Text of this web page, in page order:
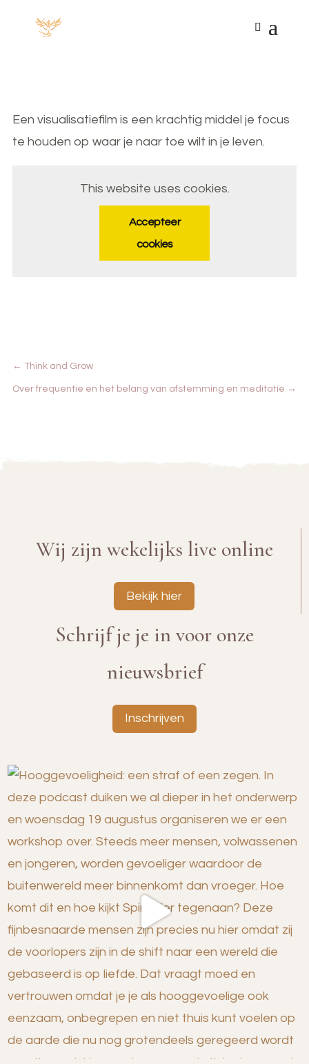
Een visualisatiefilm is een krachtig middel je focus
te houden op waar je naar toe wilt in je leven.
This website uses cookies.
Accepteer
cookies
← Think and Grow
Over frequentie en het belang van afstemming en meditatie →
Wij zijn wekelijks live online
Bekijk hier
Schrijf je je in voor onze
nieuwsbrief
Inschrijven